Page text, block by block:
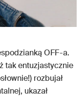
OFF-a.
tak entuzjastycznie
rozbujał
ukazał